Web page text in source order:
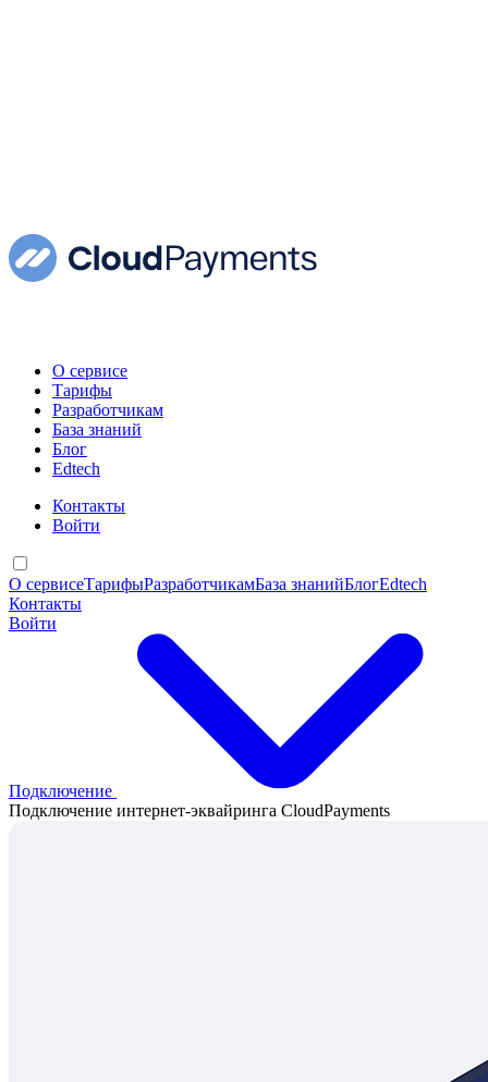
О сервисе
Тарифы
Разработчикам
База знаний
Блог
Edtech
Контакты
Войти
О сервисеТарифыРазработчикамБаза знанийБлогEdtech
Контакты
Войти
Подключение
Подключение интернет-эквайринга CloudPayments